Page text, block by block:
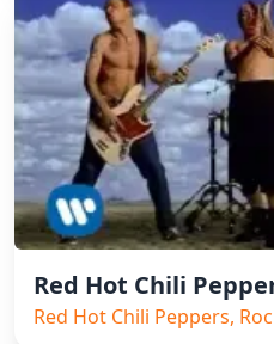
Red Hot Chili
Red Hot Chili Peppers,